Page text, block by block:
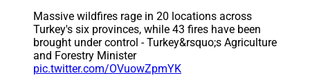
Massive wildfires rage in 20 locations across
Turkey's six provinces, while 43 fires have been
brought under control - Turkey&rsquo;s Agriculture
and Forestry Minister
pic.twitter.com/OVuowZpmYK